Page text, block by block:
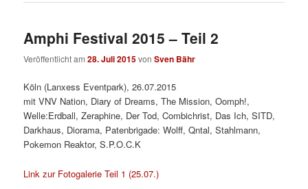
Amphi Festival 2015 – Teil 2
Veröffentlicht am28. Juli 2015vonSven Bähr
Köln (Lanxess Eventpark), 26.07.2015
mit VNV Nation, Diary of Dreams, The Mission, Oomph!,
Welle:Erdball, Zeraphine, Der Tod, Combichrist, Das Ich, SITD,
Darkhaus, Diorama, Patenbrigade: Wolff, Qntal, Stahlmann,
Pokemon Reaktor, S.P.O.C.K
Link zur Fotogalerie Teil 1 (25.07.)